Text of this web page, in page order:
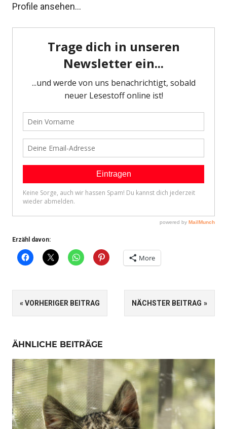
Profile ansehen…
Erzähl davon:
More
SCHLAGWÖRTER
ANDALUSIEN
Beitragsnavigation
VORHERIGER BEITRAG NÄCHSTER BEITRAG
ÄHNLICHE BEITRÄGE